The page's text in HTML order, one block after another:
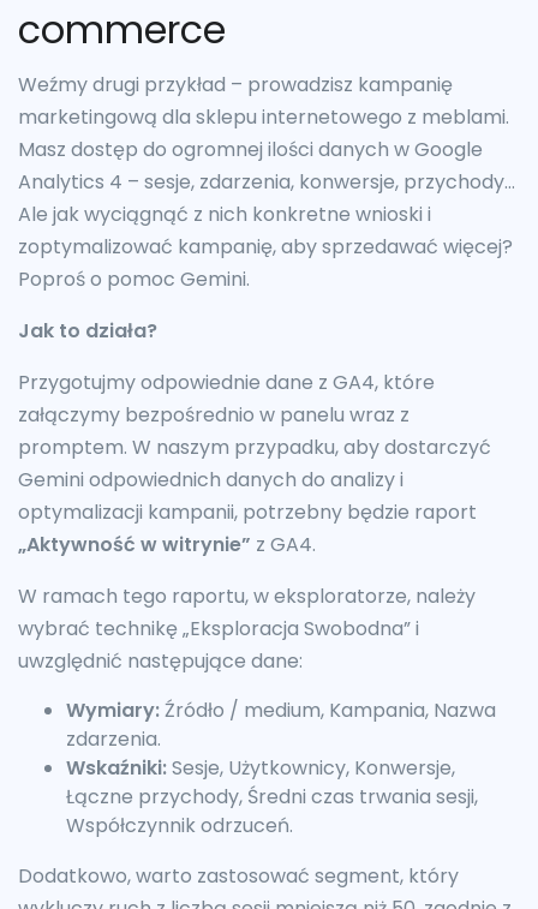
commerce
Weźmy drugi przykład – prowadzisz kampanię
marketingową dla sklepu internetowego z meblami.
Masz dostęp do ogromnej ilości danych w Google
Analytics 4 – sesje, zdarzenia, konwersje, przychody…
Ale jak wyciągnąć z nich konkretne wnioski i
zoptymalizować kampanię, aby sprzedawać więcej?
Poproś o pomoc Gemini.
Jak to działa?
Przygotujmy odpowiednie dane z GA4, które
załączymy bezpośrednio w panelu wraz z
promptem. W naszym przypadku, aby dostarczyć
Gemini odpowiednich danych do analizy i
optymalizacji kampanii, potrzebny będzie raport
„Aktywność w witrynie” z GA4.
W ramach tego raportu, w eksploratorze, należy
wybrać technikę „Eksploracja Swobodna” i
uwzględnić następujące dane:
Wymiary:Źródło / medium, Kampania, Nazwa
zdarzenia.
Wskaźniki:Sesje, Użytkownicy, Konwersje,
Łączne przychody, Średni czas trwania sesji,
Współczynnik odrzuceń.
Dodatkowo, warto zastosować segment, który